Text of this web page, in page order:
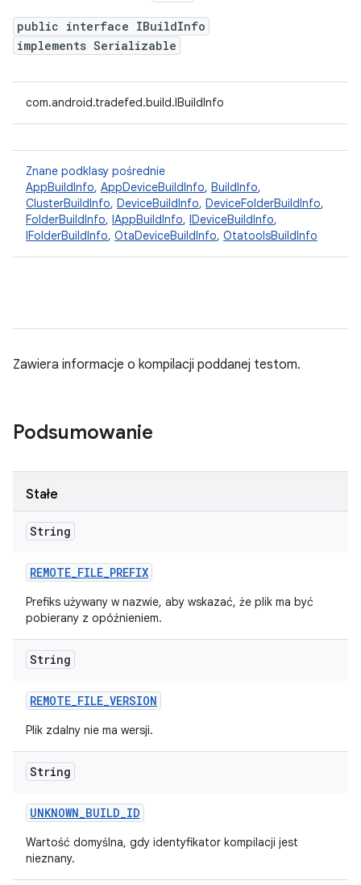
public interface IBuildInfo
implements Serializable
com.android.tradefed.build.IBuildInfo
Znane podklasy pośrednie
AppBuildInfo, AppDeviceBuildInfo, BuildInfo,
ClusterBuildInfo, DeviceBuildInfo, DeviceFolderBuildInfo,
FolderBuildInfo, IAppBuildInfo, IDeviceBuildInfo,
IFolderBuildInfo, OtaDeviceBuildInfo, OtatoolsBuildInfo
Zawiera informacje o kompilacji poddanej testom.
Podsumowanie
Stałe
String
REMOTE_FILE_PREFIX
Prefiks używany w nazwie, aby wskazać, że plik ma być
pobierany z opóźnieniem.
String
REMOTE_FILE_VERSION
Plik zdalny nie ma wersji.
String
UNKNOWN_BUILD_ID
Wartość domyślna, gdy identyfikator kompilacji jest
nieznany.